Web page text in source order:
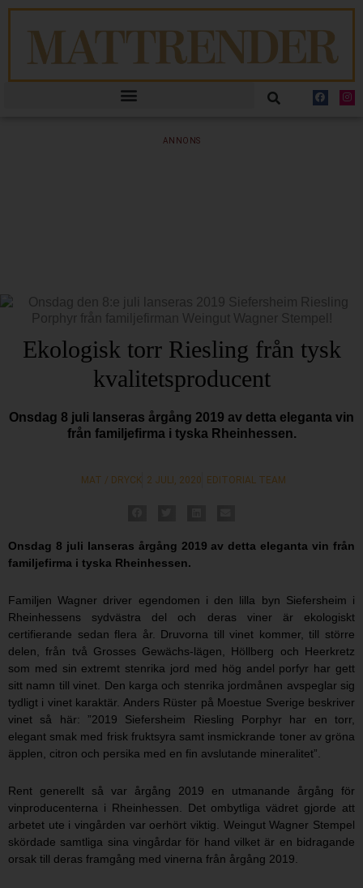
ANNONS
Ekologisk torr Riesling från tysk
kvalitetsproducent
Onsdag 8 juli lanseras årgång 2019 av detta eleganta vin
från familjefirma i tyska Rheinhessen.
MAT / DRYCK 2 JULI, 2020 EDITORIAL TEAM
Onsdag 8 juli lanseras årgång 2019 av detta eleganta vin från
familjefirma i tyska Rheinhessen.
Familjen Wagner driver egendomen i den lilla byn Siefersheim i
Rheinhessens sydvästra del och deras viner är ekologiskt
certifierande sedan flera år. Druvorna till vinet kommer, till större
delen, från två Grosses Gewächs-lägen, Höllberg och Heerkretz
som med sin extremt stenrika jord med hög andel porfyr har gett
sitt namn till vinet. Den karga och stenrika jordmånen avspeglar sig
tydligt i vinet karaktär. Anders Rüster på Moestue Sverige beskriver
vinet så här: ”2019 Siefersheim Riesling Porphyr har en torr,
elegant smak med frisk fruktsyra samt insmickrande toner av gröna
äpplen, citron och persika med en fin avslutande mineralitet”.
Rent generellt så var årgång 2019 en utmanande årgång för
vinproducenterna i Rheinhessen. Det ombytliga vädret gjorde att
arbetet ute i vingården var oerhört viktig. Weingut Wagner Stempel
skördade samtliga sina vingårdar för hand vilket är en bidragande
orsak till deras framgång med vinerna från årgång 2019.